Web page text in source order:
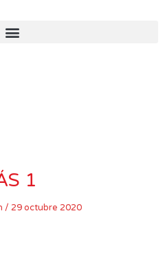
1
/ 29 octubre 2020